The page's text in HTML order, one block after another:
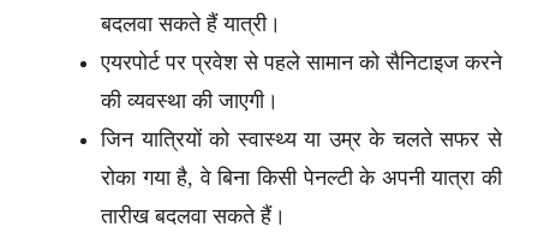
बदलवा सकते हैं यात्री।
एयरपोर्ट पर प्रवेश से पहले सामान को सैनिटाइज करने
की व्यवस्था की जाएगी।
जिन यात्रियों को स्वास्थ्य या उम्र के चलते सफर से
रोका गया है, वे बिना किसी पेनल्टी के अपनी यात्रा की
तारीख बदलवा सकते हैं।